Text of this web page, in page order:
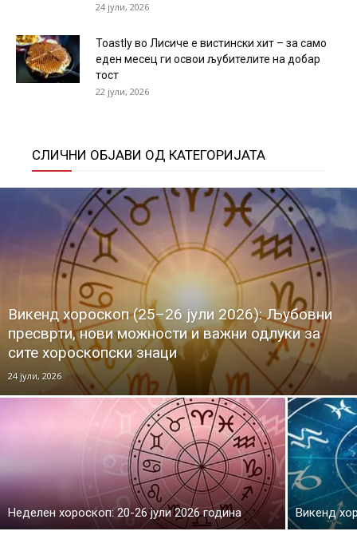
24 јули, 2026
Toastly во Лисиче е вистински хит – за само
еден месец ги освои љубителите на добар
тост
22 јули, 2026
СЛИЧНИ ОБЈАВИ ОД КАТЕГОРИЈАТА
Викенд хороскоп (25–26 јули 2026): Љубовни
пресврти, нови можности и важни одлуки за
сите хороскопски знаци
24 јули, 2026
Неделен хороскоп: 20-26 јули 2026 година Викенд